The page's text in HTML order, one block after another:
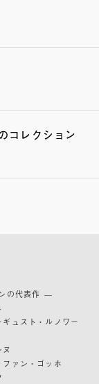
コレクション
の代表作 —
ギュスト・ルノワー
ファン・ゴッホ